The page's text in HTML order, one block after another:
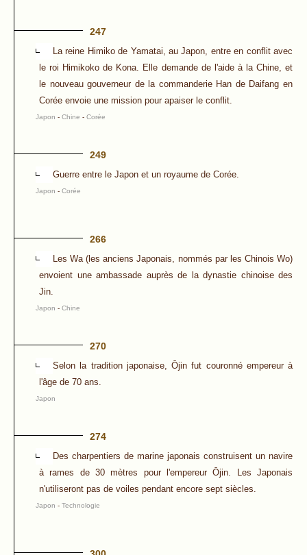
247
La reine Himiko de Yamatai, au Japon, entre en conflit avec
le roi Himikoko de Kona. Elle demande de l'aide à la Chine, et
le nouveau gouverneur de la commanderie Han de Daifang en
Corée envoie une mission pour apaiser le conflit.
Japon - Chine - Corée
249
Guerre entre le Japon et un royaume de Corée.
Japon - Corée
266
Les Wa (les anciens Japonais, nommés par les Chinois Wo)
envoient une ambassade auprès de la dynastie chinoise des
Jin.
Japon - Chine
270
Selon la tradition japonaise, Ōjin fut couronné empereur à
l'âge de 70 ans.
Japon
274
Des charpentiers de marine japonais construisent un navire
à rames de 30 mètres pour l'empereur Ōjin. Les Japonais
n'utiliseront pas de voiles pendant encore sept siècles.
Japon - Technologie